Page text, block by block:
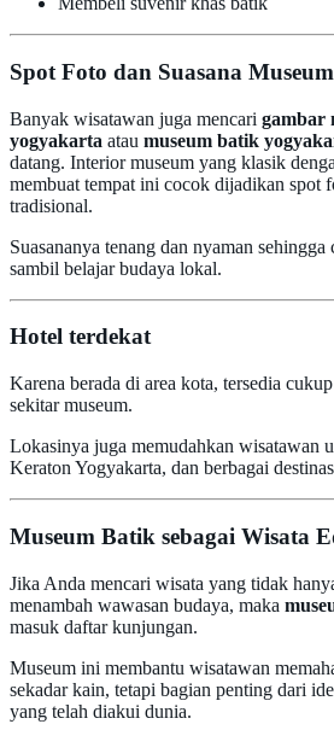
Spot Foto dan Suasana Museum
Banyak wisatawan juga mencari gambar
yogyakarta atau museum batik
datang. Interior museum yang klasik
membuat tempat ini cocok dijadikan spot
tradisional.
Suasananya tenang dan nyaman
sambil belajar budaya lokal.
Hotel terdekat
Karena berada di area kota, tersedia
sekitar museum.
Lokasinya juga memudahkan wisatawan
Keraton Yogyakarta, dan berbagai
Museum Batik sebagai Wisata
Jika Anda mencari wisata yang tidak
menambah wawasan budaya, maka
masuk daftar kunjungan.
Museum ini membantu wisatawan
sekadar kain, tetapi bagian penting dari
yang telah diakui dunia.